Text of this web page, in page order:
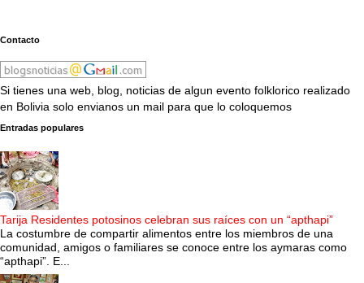
Contacto
Si tienes una web, blog, noticias de algun evento folklorico realizado
en Bolivia solo envianos un mail para que lo coloquemos
Entradas populares
Tarija Residentes potosinos celebran sus raíces con un “apthapi”
La costumbre de compartir alimentos entre los miembros de una
comunidad, amigos o familiares se conoce entre los aymaras como
“apthapi”. E...